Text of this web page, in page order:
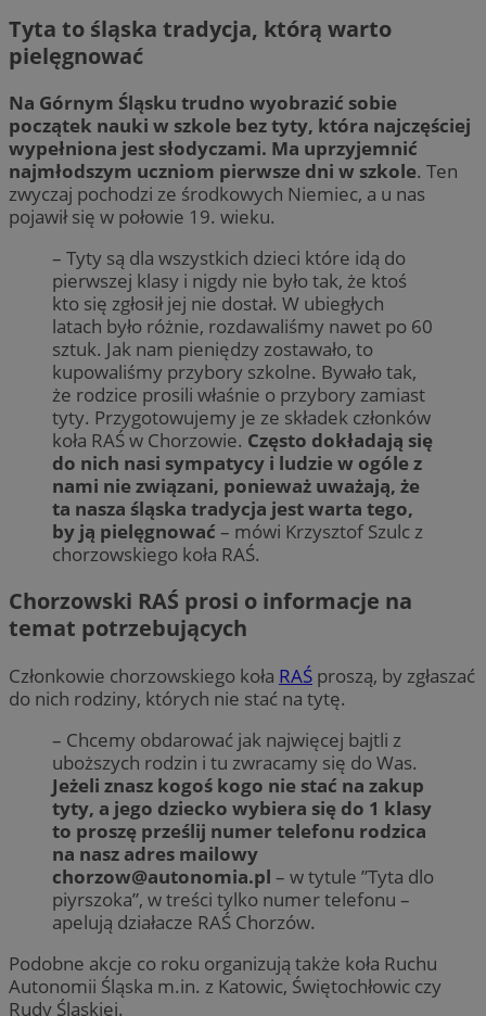
Tyta to śląska tradycja, którą warto
pielęgnować
Na Górnym Śląsku trudno wyobrazić sobie
początek nauki w szkole bez tyty, która najczęściej
wypełniona jest słodyczami. Ma uprzyjemnić
najmłodszym uczniom pierwsze dni w szkole. Ten
zwyczaj pochodzi ze środkowych Niemiec, a u nas
pojawił się w połowie 19. wieku.
– Tyty są dla wszystkich dzieci które idą do
pierwszej klasy i nigdy nie było tak, że ktoś
kto się zgłosił jej nie dostał. W ubiegłych
latach było różnie, rozdawaliśmy nawet po 60
sztuk. Jak nam pieniędzy zostawało, to
kupowaliśmy przybory szkolne. Bywało tak,
że rodzice prosili właśnie o przybory zamiast
tyty. Przygotowujemy je ze składek członków
koła RAŚ w Chorzowie. Często dokładają się
do nich nasi sympatycy i ludzie w ogóle z
nami nie związani, ponieważ uważają, że
ta nasza śląska tradycja jest warta tego,
by ją pielęgnować – mówi Krzysztof Szulc z
chorzowskiego koła RAŚ.
Chorzowski RAŚ prosi o informacje na
temat potrzebujących
Członkowie chorzowskiego koła RAŚ proszą, by zgłaszać
do nich rodziny, których nie stać na tytę.
– Chcemy obdarować jak najwięcej bajtli z
uboższych rodzin i tu zwracamy się do Was.
Jeżeli znasz kogoś kogo nie stać na zakup
tyty, a jego dziecko wybiera się do 1 klasy
to proszę prześlij numer telefonu rodzica
na nasz adres mailowy
chorzow@autonomia.pl – w tytule ”Tyta dlo
piyrszoka”, w treści tylko numer telefonu –
apelują działacze RAŚ Chorzów.
Podobne akcje co roku organizują także koła Ruchu
Autonomii Śląska m.in. z Katowic, Świętochłowic czy
Rudy Śląskiej.